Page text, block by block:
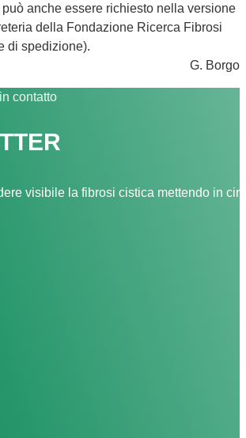
anche essere richiesto nella versione
della Fondazione Ricerca Fibrosi
di spedizione).
G. Borgo
contatto
visibile la fibrosi cistica mettendo in